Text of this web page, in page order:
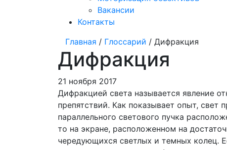
Вакансии
Контакты
Главная / Глоссарий / Дифракция
Дифракция
21 ноября 2017
Дифракцией света называется явление
препятствий. Как показывает опыт, свет
параллельного светового пучка
то на экране, расположенном на
чередующихся светлых и темных колец.